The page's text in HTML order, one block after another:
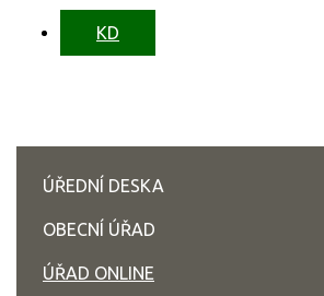
KD
ÚŘEDNÍ DESKA
OBECNÍ ÚŘAD
ÚŘAD ONLINE